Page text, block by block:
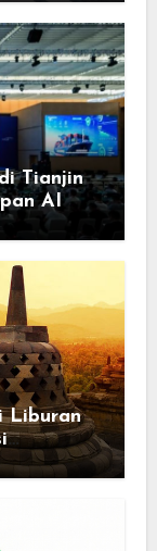
Tianjin
AI
Liburan